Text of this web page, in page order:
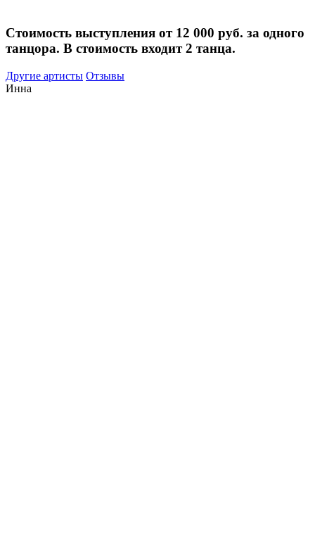
Стоимость выступления от 12 000 руб. за одного
танцора. В стоимость входит 2 танца.
Другие артисты Отзывы
Инна